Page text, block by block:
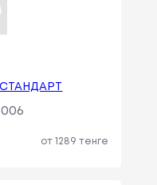
от 1289 тенге